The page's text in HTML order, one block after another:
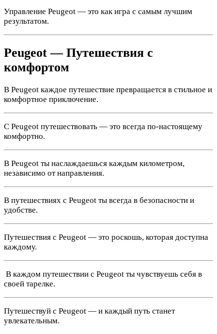
Управление Peugeot — это как игра с самым лучшим
результатом.
Peugeot — Путешествия с
комфортом
В Peugeot каждое путешествие превращается в стильное и
комфортное приключение.
С Peugeot путешествовать — это всегда по-настоящему
комфортно.
В Peugeot ты наслаждаешься каждым километром,
независимо от направления.
В путешествиях с Peugeot ты всегда в безопасности и
удобстве.
Путешествия с Peugeot — это роскошь, которая доступна
каждому.
️ В каждом путешествии с Peugeot ты чувствуешь себя в
своей тарелке.
Путешествуй с Peugeot — и каждый путь станет
увлекательным.